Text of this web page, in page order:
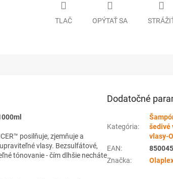
TLAČ OPÝTAŤ SA
posilňuje, zjemňuje a
vlasy. Bezsulfátové,
tónovanie - čím dlhšie necháte
Dodatočné
Kategória:
šedivé
vlasy-
EAN:
Značka: